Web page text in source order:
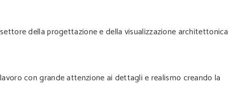
settore della progettazione e della visualizzazione architettonica
lavoro con grande attenzione ai dettagli e realismo creando la